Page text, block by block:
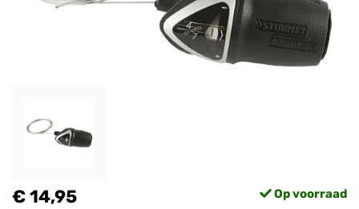
€ 14,95 Op voorraad